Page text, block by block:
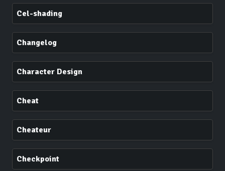
Cel-shading
Changelog
Character Design
Cheat
Cheateur
Checkpoint